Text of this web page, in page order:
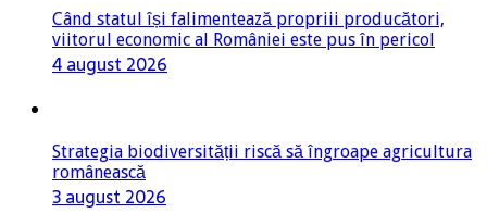
Când statul își falimentează propriii producători,
viitorul economic al României este pus în pericol
4 august 2026
Strategia biodiversității riscă să îngroape agricultura
românească
3 august 2026